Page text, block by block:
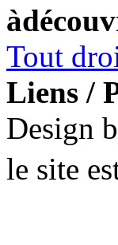
Tout
Liens /
Design
le site